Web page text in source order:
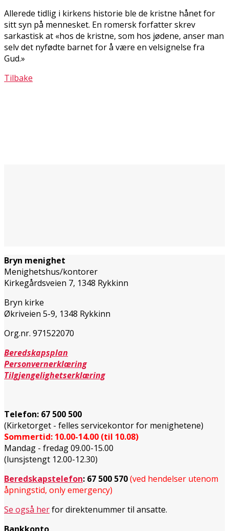
Allerede tidlig i kirkens historie ble de kristne hånet for
sitt syn på mennesket. En romersk forfatter skrev
sarkastisk at «hos de kristne, som hos jødene, anser man
selv det nyfødte barnet for å være en velsignelse fra
Gud.»
Tilbake
Bryn menighet
Menighetshus/kontorer
Kirkegårdsveien 7, 1348 Rykkinn
Bryn kirke
Økriveien 5-9, 1348 Rykkinn
Org.nr. 971522070
Beredskapsplan
Personvernerklæring
Tilgjengelighetserklæring
Telefon: 67 500 500
(Kirketorget - felles servicekontor for menighetene)
Sommertid: 10.00-14.00 (til 10.08)
Mandag - fredag 09.00-15.00
(lunsjstengt 12.00-12.30)
Beredskapstelefon: 67 500 570(ved hendelser utenom
åpningstid, only emergency)
Se også herfor direktenummer til ansatte.